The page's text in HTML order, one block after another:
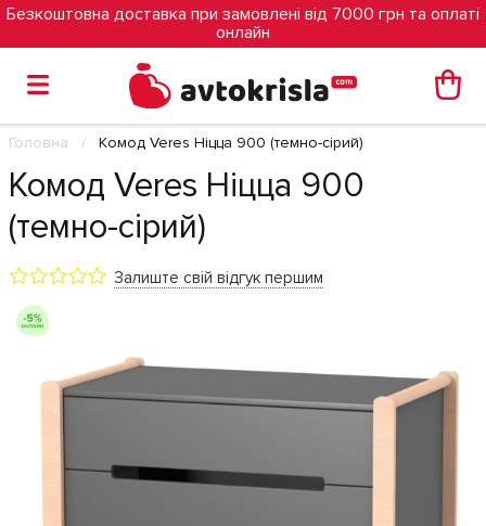
Безкоштовна доставка при замовлені від 7000 грн та оплаті
онлайн
Головна Комод Veres Ніцца 900 (темно-сірий)
Комод Veres Ніцца 900
(темно-сірий)
Залиште свій відгук першим